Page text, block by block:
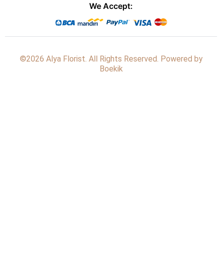
We Accept:
©2026 Alya Florist. All Rights Reserved. Powered by
Boekik